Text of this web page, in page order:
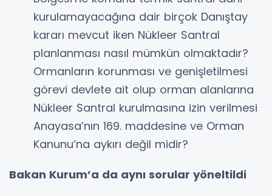
kurulamayacağına dair birçok Danıştay
kararı mevcut iken Nükleer Santral
planlanması nasıl mümkün olmaktadır?
Ormanların korunması ve genişletilmesi
görevi devlete ait olup orman alanlarına
Nükleer Santral kurulmasına izin verilmesi
Anayasa’nın 169. maddesine ve Orman
Kanunu’na aykırı değil midir?
Bakan Kurum’a da aynı sorular yöneltildi